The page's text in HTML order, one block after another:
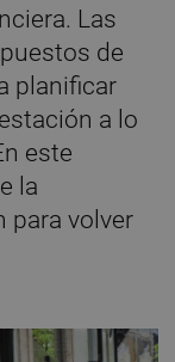
Las
de
planificar
a lo
este
la
para volver